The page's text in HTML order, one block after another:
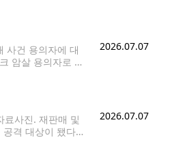
사건 용의자에 대
암살 용의자로 지
2026.07.07
료사진. 재판매 및
격 대상이 됐다고
2026.07.07